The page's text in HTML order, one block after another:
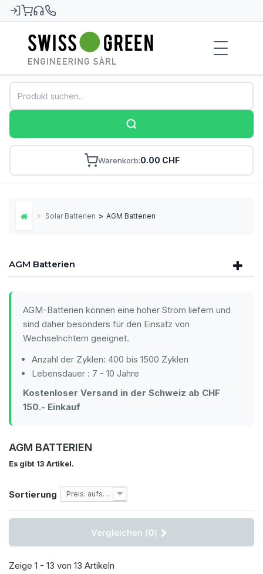
Swiss-Green
Warenkorb 0.00 CHF
Home Solar Batterien > AGM Batterien
AGM Batterien
AGM-Batterien können eine hoher Strom liefern und
sind daher besonders für den Einsatz von
Wechselrichtern geeignet.
Anzahl der Zyklen: 400 bis 1500 Zyklen
Lebensdauer : 7 - 10 Jahre
Kostenloser Versand in der Schweiz ab CHF
150.- Einkauf
AGM BATTERIEN
Es gibt 13 Artikel.
Sortierung Preis: aufsteigend
Vergleichen (0)
Zeige 1 - 13 von 13 Artikeln